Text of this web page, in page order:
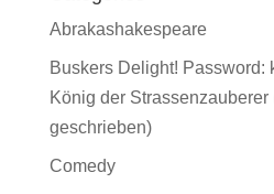
Abrakashakespeare
Buskers Delight! Password:
König der
geschrieben)
Comedy